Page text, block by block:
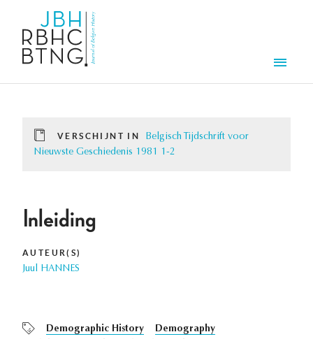
VERSCHIJNT IN
Belgisch Tijdschrift voor
Nieuwste Geschiedenis 1981 1-2
Inleiding
AUTEUR(S)
Juul HANNES
Demographic History
Demography